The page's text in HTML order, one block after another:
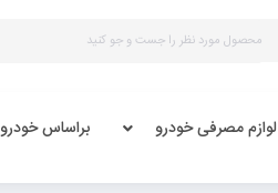
لوازم مصرفی خودرو براساس خودرو